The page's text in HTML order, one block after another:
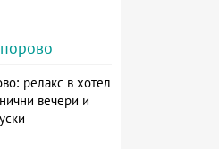
релакс в хотел
вечери и